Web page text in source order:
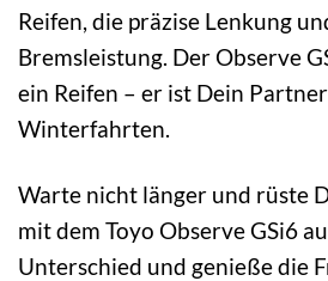
Reifen, die präzise Lenkung
Bremsleistung. Der Observe
ein Reifen – er ist Dein
Winterfahrten.
Warte nicht länger und rüste
mit dem Toyo Observe GSi6
Unterschied und genieße die